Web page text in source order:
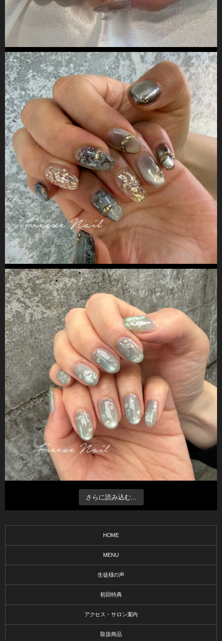
さらに読み込む...
HOME
MENU
生徒様の声
初回特典
アクセス・サロン案内
取扱商品